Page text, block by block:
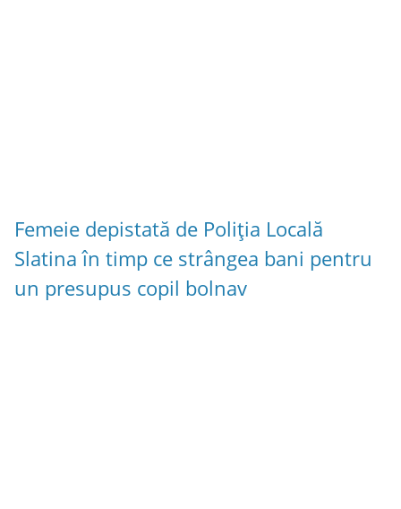
Femeie depistată de Poliția Locală
Slatina în timp ce strângea bani pentru
un presupus copil bolnav